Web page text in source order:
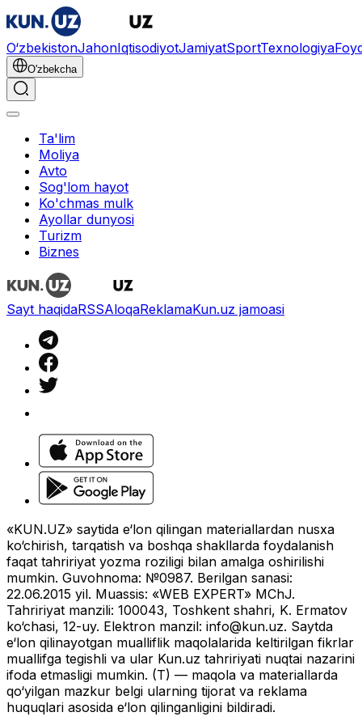
O‘zbekistonJahonIqtisodiyotJamiyatSportTexnologiya
O'zbekcha
Ta'lim
Moliya
Avto
Sog'lom hayot
Ko'chmas mulk
Ayollar dunyosi
Turizm
Biznes
Sayt haqidaRSSAloqaReklamaKun.uz jamoasi
«KUN.UZ» saytida e‘lon qilingan materiallardan nusxa
ko‘chirish, tarqatish va boshqa shakllarda foydalanish
faqat tahririyat yozma roziligi bilan amalga oshirilishi
mumkin. Guvohnoma: №0987. Berilgan sanasi:
22.06.2015 yil. Muassis: «WEB EXPERT» MChJ.
Tahririyat manzili: 100043, Toshkent shahri, K. Ermatov
ko‘chasi, 12-uy. Elektron manzil: info@kun.uz. Saytda
e‘lon qilinayotgan mualliflik maqolalarida keltirilgan fikrlar
muallifga tegishli va ular Kun.uz tahririyati nuqtai nazarini
ifoda etmasligi mumkin. (T) — maqola va materiallarda
qo‘yilgan mazkur belgi ularning tijorat va reklama
huquqlari asosida e‘lon qilinganligini bildiradi.